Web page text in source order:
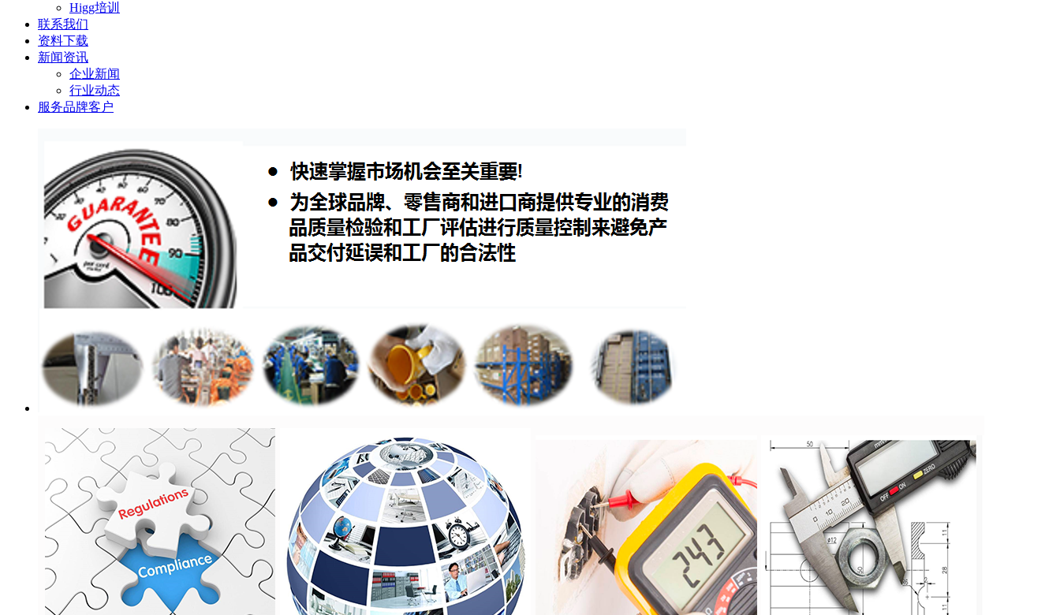
Higg培训
联系我们
资料下载
新闻资讯
企业新闻
行业动态
服务品牌客户